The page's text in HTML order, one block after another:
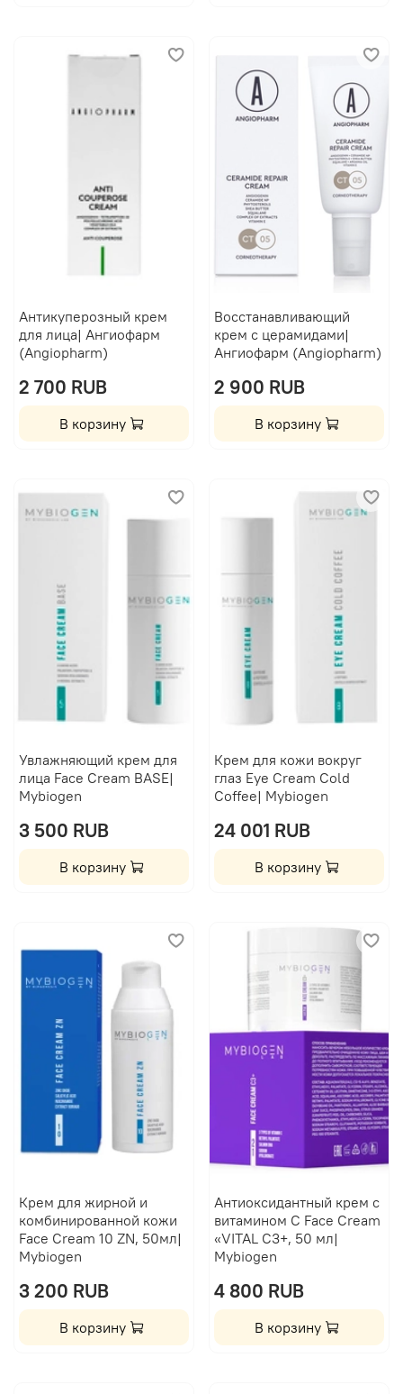
Антикуперозный крем
для лица| Ангиофарм
(Angiopharm)
2 700 RUB
В корзину
Восстанавливающий
крем с церамидами|
Ангиофарм (Angiopharm)
2 900 RUB
В корзину
Увлажняющий крем для
лица Face Cream BASE|
Mybiogen
3 500 RUB
В корзину
Крем для кожи вокруг
глаз Eye Cream Cold
Coffee| Mybiogen
24 001 RUB
В корзину
Крем для жирной и
комбинированной кожи
Face Cream 10 ZN, 50мл|
Mybiogen
3 200 RUB
В корзину
Антиоксидантный крем с
витамином C Face Cream
«VITAL С3+, 50 мл|
Mybiogen
4 800 RUB
В корзину